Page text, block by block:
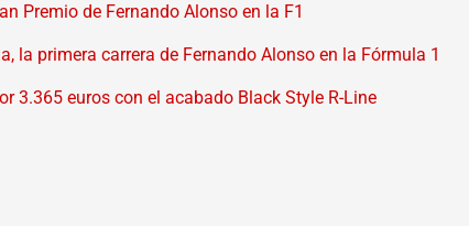
Premio de Fernando Alonso en la F1
la primera carrera de Fernando Alonso en la Fórmula 1
3.365 euros con el acabado Black Style R-Line